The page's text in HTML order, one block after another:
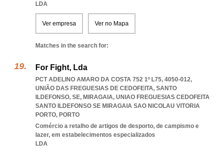
LDA
Ver empresa Ver no Mapa
Matches in the search for:
For Fight, Lda
PCT ADELINO AMARO DA COSTA 752 1º L75, 4050-012,
UNIÃO DAS FREGUESIAS DE CEDOFEITA, SANTO
ILDEFONSO, SE, MIRAGAIA, UNIAO FREGUESIAS CEDOFEITA
SANTO ILDEFONSO SE MIRAGAIA SAO NICOLAU VITORIA
PORTO, PORTO
Comércio a retalho de artigos de desporto, de campismo e
lazer, em estabelecimentos especializados
LDA